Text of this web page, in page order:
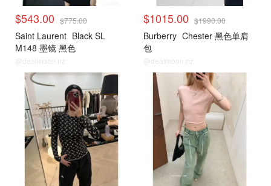
$543.00 $775.00
Saint Laurent Black SL
M148 墨镜 黑色
@dealmoon.nz
$1015.00 $1990.00
Burberry Chester 黑色单肩
包
@dealmoon.nz
小编推荐 小编推荐